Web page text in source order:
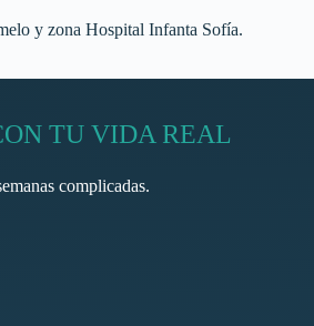
y zona Hospital Infanta Sofía.
TU VIDA REAL
complicadas.